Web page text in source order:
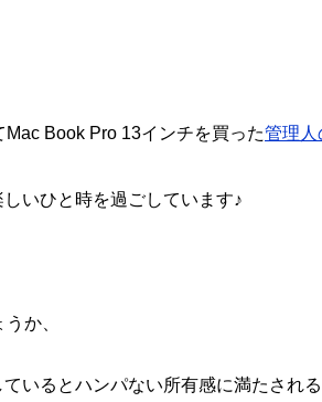
Mac Book Pro 13インチを買った管理人
しいひと時を過ごしています♪
か、
いるとハンパない所有感に満たされ